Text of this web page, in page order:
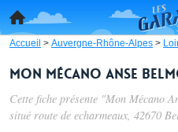
Accueil > Auvergne-Rhône-Alpes >
Mon Mécano Anse
Cette fiche présente "Mon Mécano
situé route de echarmeaux, 42670